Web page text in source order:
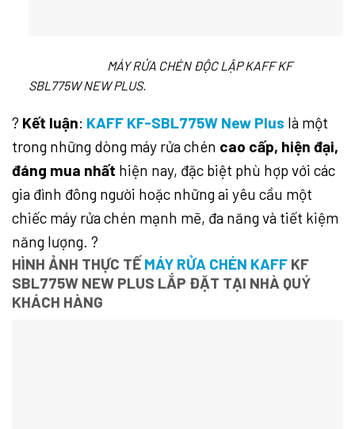
MÁY RỬA CHÉN ĐỘC LẬP KAFF KF
SBL775W NEW PLUS.
? Kết luận: KAFF KF-SBL775W New Plus là một
trong những dòng máy rửa chén cao cấp, hiện đại,
đáng mua nhất hiện nay, đặc biệt phù hợp với các
gia đình đông người hoặc những ai yêu cầu một
chiếc máy rửa chén mạnh mẽ, đa năng và tiết kiệm
năng lượng. ?
HÌNH ẢNH THỰC TẾ MÁY RỬA CHÉN KAFF KF
SBL775W NEW PLUS LẮP ĐẶT TẠI NHÀ QUÝ
KHÁCH HÀNG